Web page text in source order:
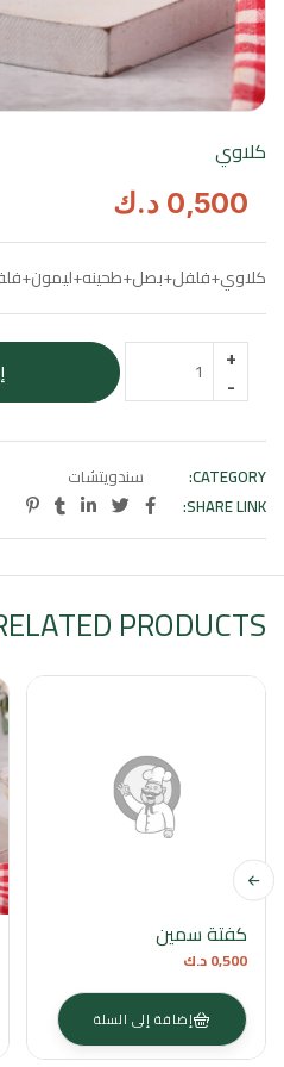
كلاوي
0,500 د.ك
CATEGORY:
سندويتشات
SHARE LINK:
PRODUCTS
كفتة سمين
0,500د.ك
إضافة إلى السلة